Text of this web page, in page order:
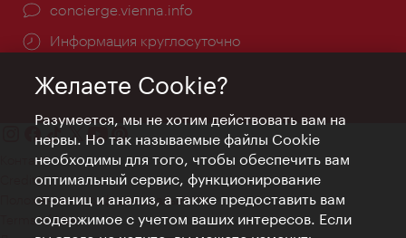
concierge.vienna.info
Информация круглосуточно
Контакт
Credits
Положение о конфиденциальности
Terms of Use
Желаете Cookie?
Разумеется, мы не хотим действовать вам на
нервы. Но так называемые файлы Cookie
необходимы для того, чтобы обеспечить вам
оптимальный сервис, функционирование
страниц и анализ, а также предоставить вам
содержимое с учетом ваших интересов. Если